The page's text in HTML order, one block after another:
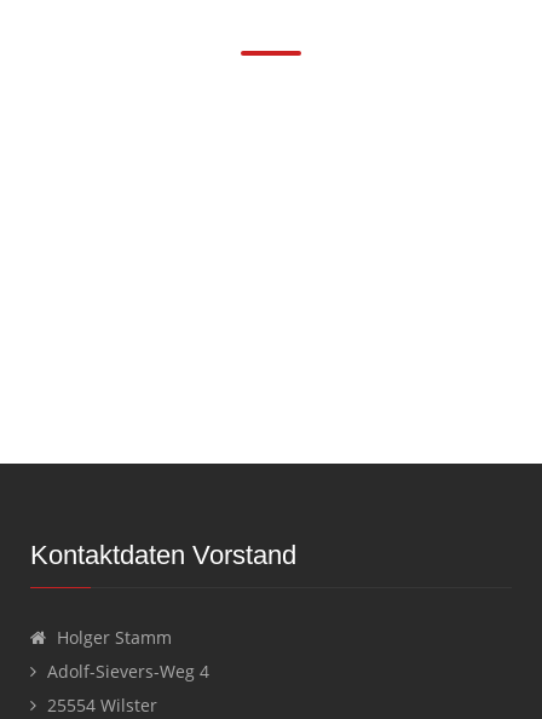
Kontaktdaten Vorstand
Holger Stamm
Adolf-Sievers-Weg 4
25554 Wilster